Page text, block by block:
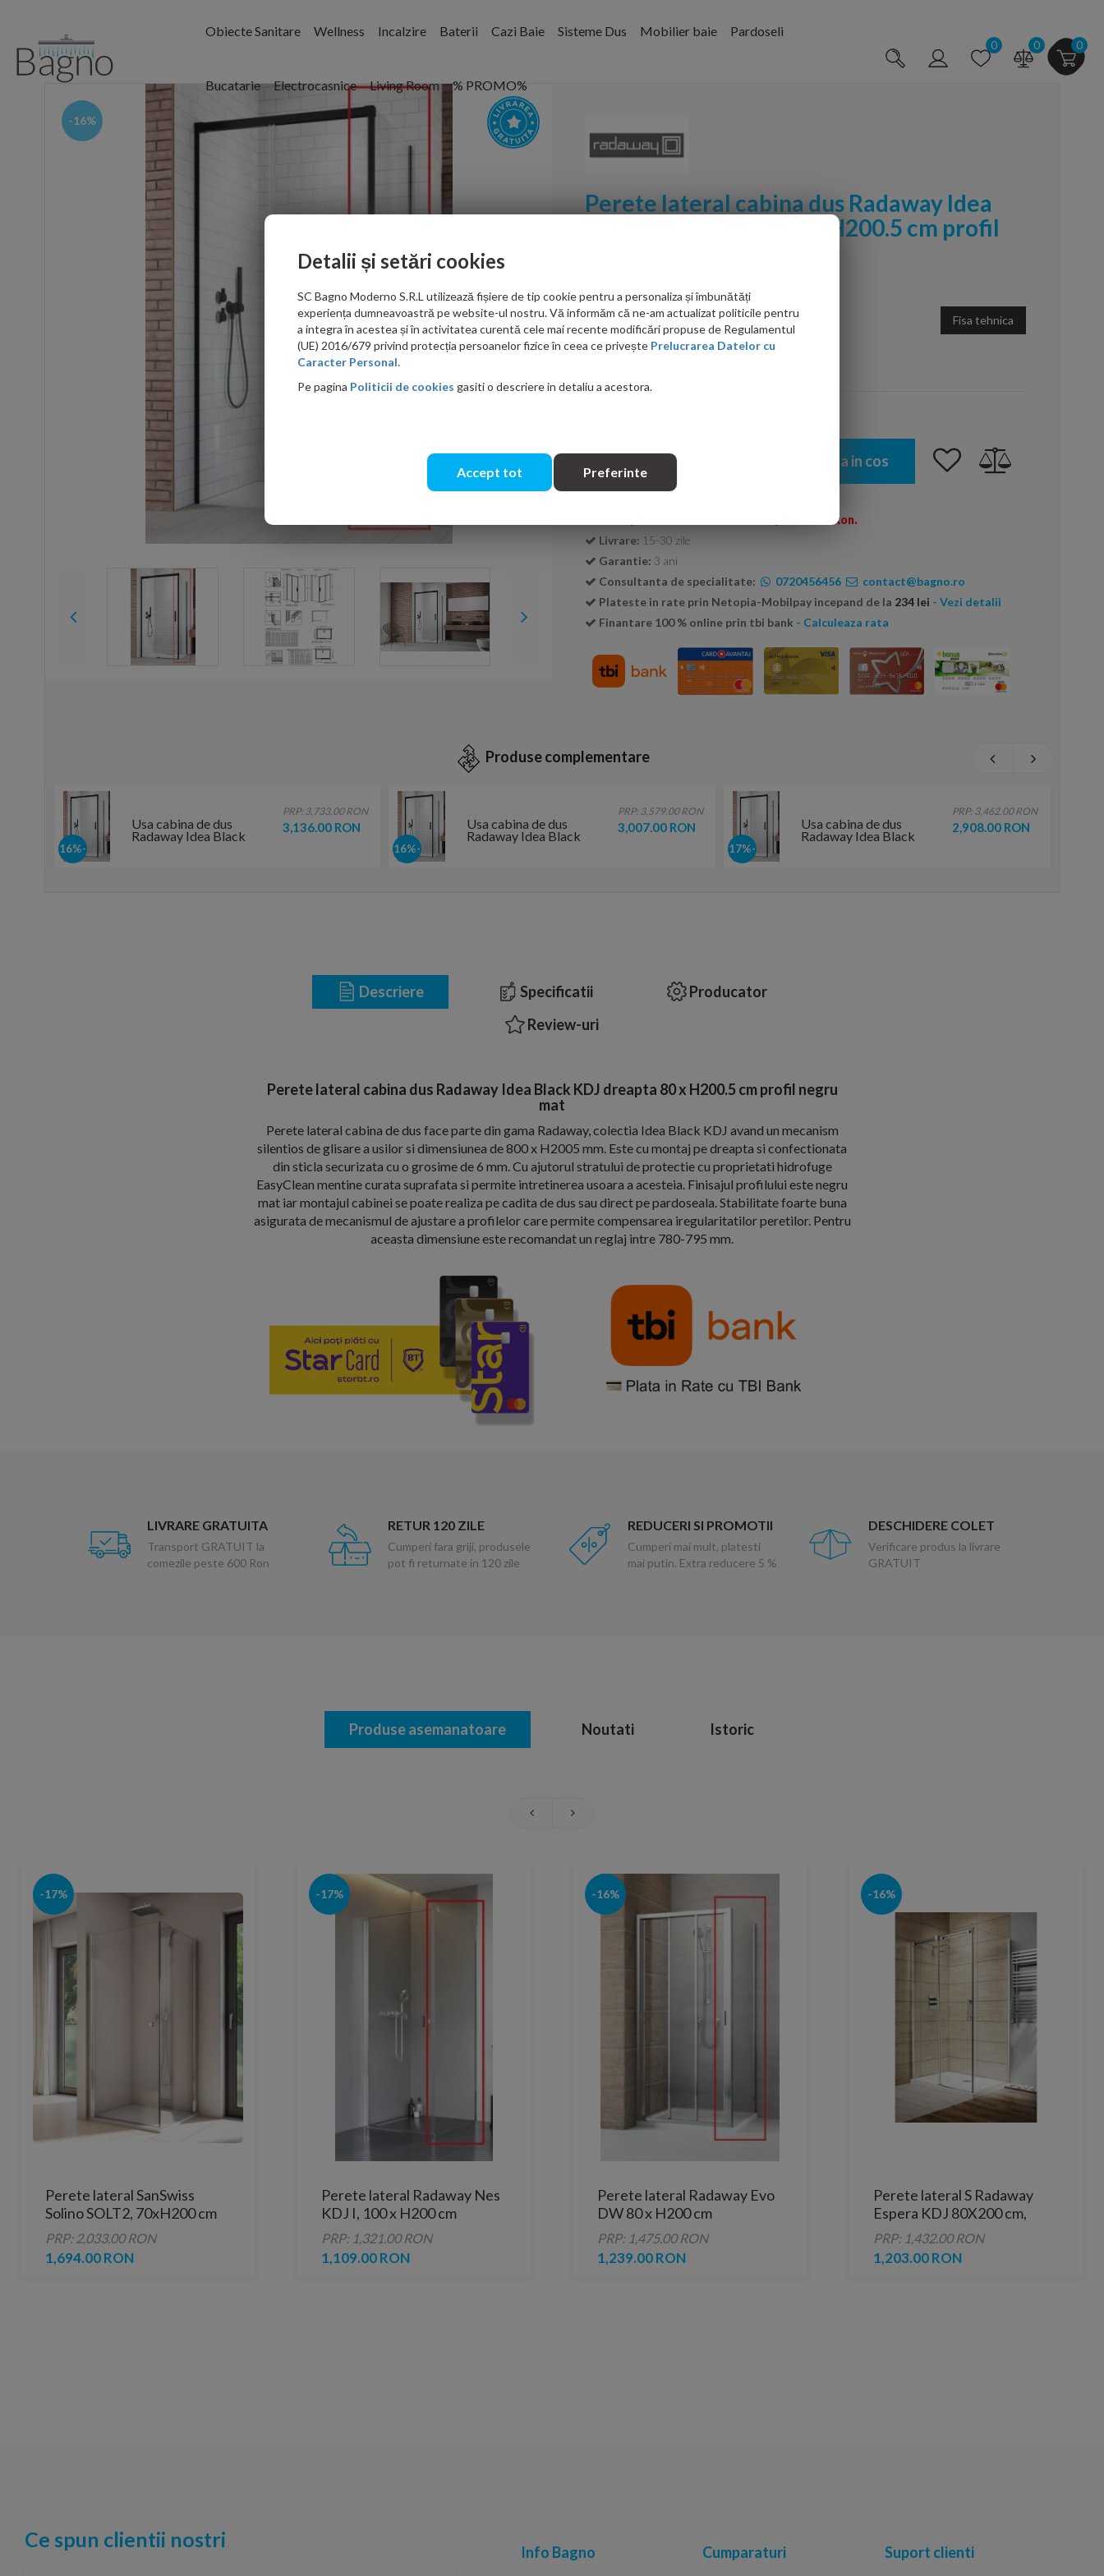
Obiecte Sanitare Wellness Incalzire Baterii Cazi Baie Sisteme Dus Mobilier baie Pardoseli
Bucatarie Electrocasnice Living Room % PROMO%
0 0 0
-16%
Perete lateral cabina dus Radaway Idea
Black KDJ dreapta 80 x H200.5 cm profil
PRP: 1,672.00 RON
1,405.00 RON Fisa tehnica
Adauga in cos
Transport GRATUIT la comenzi peste 600 Ron.
Livrare: 15-30 zile
Garantie: 3 ani
Consultanta de specialitate:
0720456456
contact@bagno.ro
Plateste in rate prin Netopia-Mobilpay incepand de la 234 lei - Vezi detalii
Finantare 100 % online prin tbi bank - Calculeaza rata
Produse complementare
-17%
Usa cabina de dus
Radaway Idea Black
KDJ stanga 100 x
PRP: 3,462.00 RON
2,908.00 RON
-16%
Usa cabina de dus
Radaway Idea Black
KDJ stanga 110 x
PRP: 3,579.00 RON
3,007.00 RON
-16%
Usa cabina de dus
Radaway Idea Black
KDJ stanga 120 x
PRP: 3,733.00 RON
3,136.00 RON
Descriere Specificatii
Producator
Review-uri
Perete lateral cabina dus Radaway Idea Black KDJ dreapta 80 x H200.5 cm profil negru
mat
Perete lateral cabina de dus face parte din gama Radaway, colectia Idea Black KDJ avand un mecanism
silentios de glisare a usilor si dimensiunea de 800 x H2005 mm. Este cu montaj pe dreapta si confectionata
din sticla securizata cu o grosime de 6 mm. Cu ajutorul stratului de protectie cu proprietati hidrofuge
EasyClean mentine curata suprafata si permite intretinerea usoara a acesteia. Finisajul profilului este negru
mat iar montajul cabinei se poate realiza pe cadita de dus sau direct pe pardoseala. Stabilitate foarte buna
asigurata de mecanismul de ajustare a profilelor care permite compensarea iregularitatilor peretilor. Pentru
aceasta dimensiune este recomandat un reglaj intre 780-795 mm.
LIVRARE GRATUITA
Transport GRATUIT la
comezile peste 600 Ron
RETUR 120 ZILE
Cumperi fara griji, produsele
pot fi returnate in 120 zile
REDUCERI SI PROMOTII
Cumperi mai mult, platesti
mai putin. Extra reducere 5 %
DESCHIDERE COLET
Verificare produs la livrare
GRATUIT
Produse asemanatoare Noutati Istoric
-17%
Perete lateral SanSwiss
Solino SOLT2, 70xH200 cm
PRP: 2,033.00 RON
1,694.00 RON
-17%
Perete lateral Radaway Nes
KDJ I, 100 x H200 cm
PRP: 1,321.00 RON
1,109.00 RON
-16%
Perete lateral Radaway Evo
DW 80 x H200 cm
PRP: 1,475.00 RON
1,239.00 RON
-16%
Perete lateral S Radaway
Espera KDJ 80X200 cm,
sticla transparenta
PRP: 1,432.00 RON
1,203.00 RON
Ce spun clientii nostri
Info Bagno Cumparaturi Suport clienti
Detalii și setări cookies
SC Bagno Moderno S.R.L utilizează fișiere de tip cookie pentru a personaliza și îmbunătăți
experiența dumneavoastră pe website-ul nostru. Vă informăm că ne-am actualizat politicile pentru
a integra în acestea și în activitatea curentă cele mai recente modificări propuse de Regulamentul
(UE) 2016/679 privind protecția persoanelor fizice în ceea ce privește Prelucrarea Datelor cu
Caracter Personal.
Pe pagina Politicii de cookies gasiti o descriere in detaliu a acestora.
Accept tot Preferinte